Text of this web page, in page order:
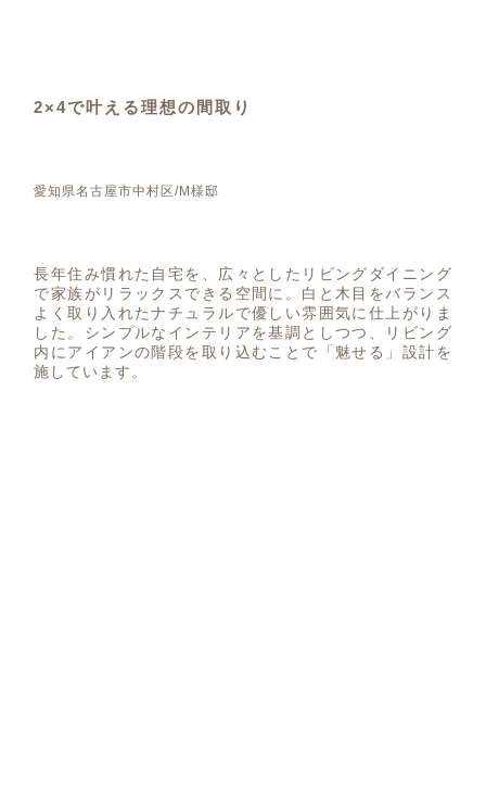
2×4で叶える理想の間取り
愛知県名古屋市中村区/M様邸
長年住み慣れた自宅を、広々としたリビングダイニング
で家族がリラックスできる空間に。白と木目をバランス
よく取り入れたナチュラルで優しい雰囲気に仕上がりま
した。シンプルなインテリアを基調としつつ、リビング
内にアイアンの階段を取り込むことで「魅せる」設計を
施しています。